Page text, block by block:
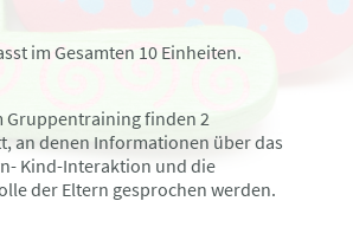
im Gesamten 10 Einheiten.
Gruppentraining finden 2
an denen Informationen über das
Kind-Interaktion und die
der Eltern gesprochen werden.